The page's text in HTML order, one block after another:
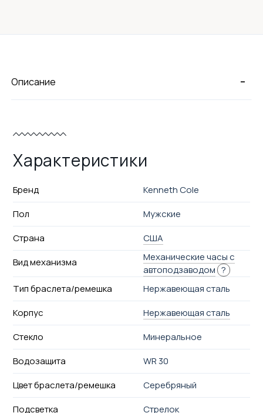
-
Описание
Характеристики
Бренд
Kenneth Cole
Пол
Мужские
Страна
США
Вид механизма
Механические часы с
автоподзаводом ?
Тип браслета/ремешка
Нержавеющая сталь
Корпус
Нержавеющая сталь
Стекло
Минеральное
Водозащита
WR 30
Цвет браслета/ремешка
Серебряный
Подсветка
Стрелок